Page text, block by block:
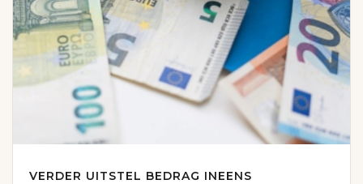
VERDER UITSTEL BEDRAG INEENS